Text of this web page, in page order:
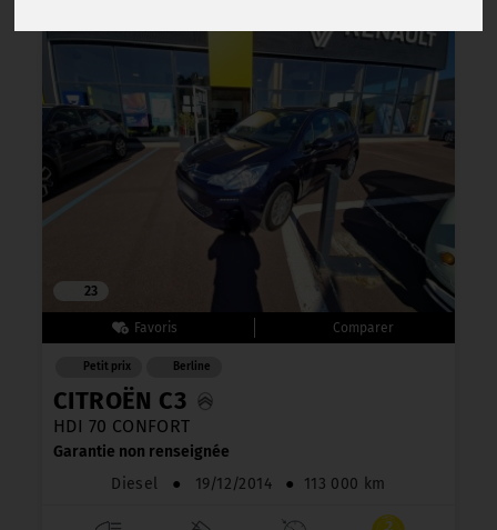
23
Petit prix Berline
CITROËN C3
HDI 70 CONFORT
Garantie non renseignée
Diesel
● 19/12/2014 ● 113 000 km